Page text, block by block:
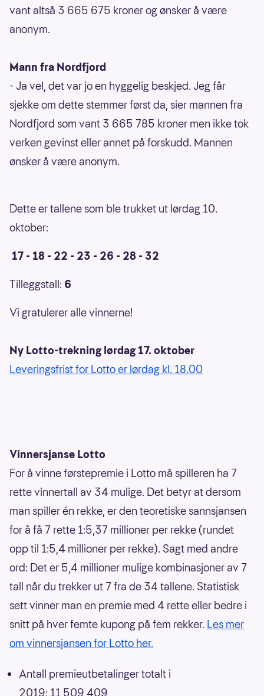
vant altså 3 665 675 kroner og ønsker å være
anonym.
Mann fra Nordfjord
- Ja vel, det var jo en hyggelig beskjed. Jeg får
sjekke om dette stemmer først da, sier mannen fra
Nordfjord som vant 3 665 785 kroner men ikke tok
verken gevinst eller annet på forskudd. Mannen
ønsker å være anonym.
Dette er tallene som ble trukket ut lørdag 10.
oktober:
17 - 18 - 22 - 23 - 26 - 28 - 32
Tilleggstall: 6
Vi gratulerer alle vinnerne!
Ny Lotto-trekning lørdag 17. oktober
Leveringsfrist for Lotto er lørdag kl. 18.00
Vinnersjanse Lotto
For å vinne førstepremie i Lotto må spilleren ha 7
rette vinnertall av 34 mulige. Det betyr at dersom
man spiller én rekke, er den teoretiske sannsjansen
for å få 7 rette 1:5,37 millioner per rekke (rundet
opp til 1:5,4 millioner per rekke). Sagt med andre
ord: Det er 5,4 millioner mulige kombinasjoner av 7
tall når du trekker ut 7 fra de 34 tallene. Statistisk
sett vinner man en premie med 4 rette eller bedre i
snitt på hver femte kupong på fem rekker. Les mer
om vinnersjansen for Lotto her.
Antall premieutbetalinger totalt i
2019: 11 509 409